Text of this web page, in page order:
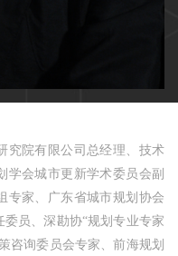
究院有限公司总经理、技术
学会城市更新学术委员会副
专家、广东省城市规划协会
员、深勘协“规划专业专家
咨询委员会专家、前海规划